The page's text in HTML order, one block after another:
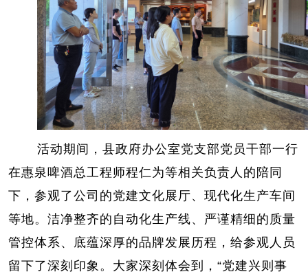
活动期间，县政府办公室党支部党员干部一行
在惠泉啤酒总工程师程仁为等相关负责人的陪同
下，参观了公司的党建文化展厅、现代化生产车间
等地。洁净整齐的自动化生产线、严谨精细的质量
管控体系、底蕴深厚的品牌发展历程，给参观人员
留下了深刻印象。大家深刻体会到， “党建兴则事